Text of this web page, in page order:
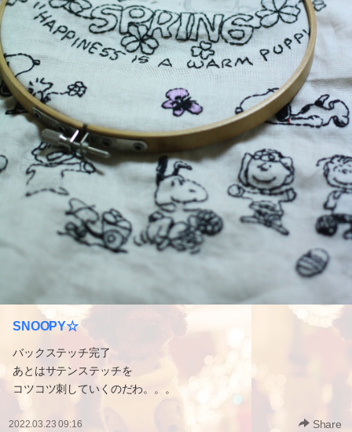
SNOOPY☆
バックステッチ完了
あとはサテンステッチを
コツコツ刺していくのだわ。。。
2022.03.23 09:16 Share